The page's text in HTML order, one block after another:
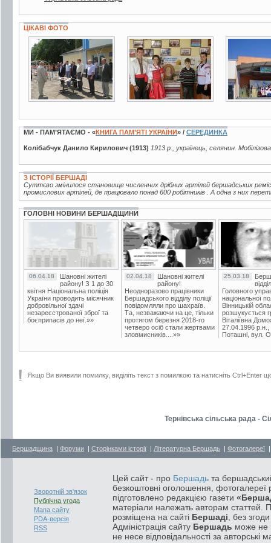
ЦІКАВІ ФОТО
3 фото 5 фото
МИ - ПАМ’ЯТАЄМО - «КНИГА ПАМ’ЯТІ УКРАЇНИ» / СЕРЕДИНКА
Колібабчук Данило Кирилович (1913) 1913 р., українець, селянин.
З ІСТОРІЇ БЕРШАДІ
Суттєво змінилося становище численних дрібних артілей бершадських
промислових артілей, де працювало понад 600 робітників . А одна з них
ГОЛОВНІ НОВИНИ БЕРШАДЩИНИ
06.04.18
Шановні жителі
району! З 1 до 30
квітня Національна поліція
України проводить місячник
добровільної здачі
незареєстрованої зброї та
боєприпасів до неї.»»
02.04.18
Шановні жителі
району!
Неодноразово працівники
Бершадського відділу поліції
повідомляли про шахраїв.
Та, незважаючи на це, тільки
протягом березня 2018-го
четверо осіб стали жертвами
зловмисників....»»
25.03.18
Головного
національної
Вінницькій
розшукується
Віталіївна
27.04.1996 р.н.,
Поташні, вул.
Якщо Ви виявили помилку, виділіть текст з помилкою та натисніть Ctrl+Enter
Тернівська сільська рада -
Бершадщина | Форуми | Сторінками історії | Літературна Бершадь | Фотогалереї
Зворотній зв'язок
Публічна угода
Мапа сайту
PDA-версія
RSS
Цей сайт - про Бершадь та
безкоштовні оголошення, фотогалереї
підготовлено редакцією газети
матеріали належать авторам статтей.
розміщена на сайті Бершаді , без
Адміністрація сайту Бершадь може не
не несе відповідальності за авторські